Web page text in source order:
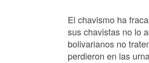
El chavismo ha
sus chavistas no lo
bolivarianos no
perdieron en las